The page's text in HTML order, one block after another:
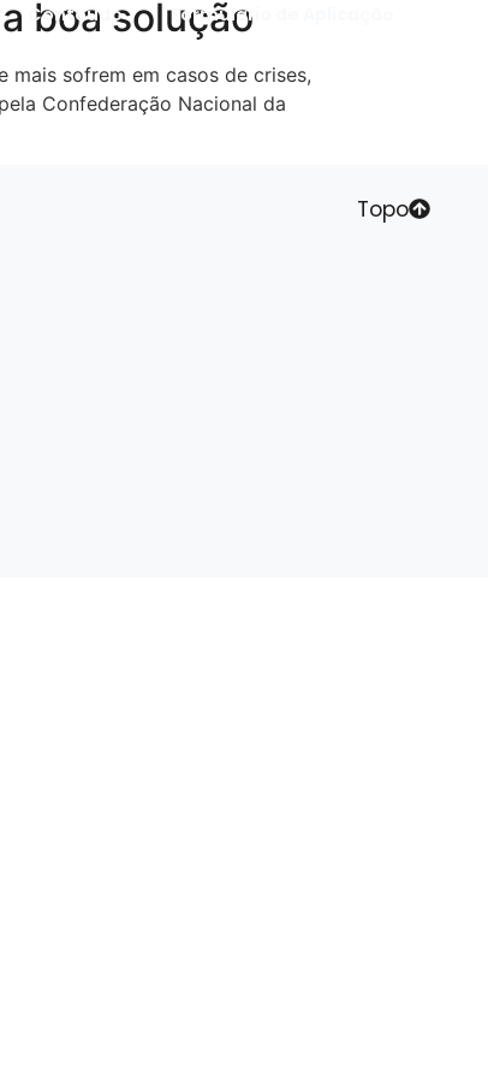
Conteúdo Formulário de Aplicação
boa solução
mais sofrem em casos de crises,
Confederação Nacional da
Topo